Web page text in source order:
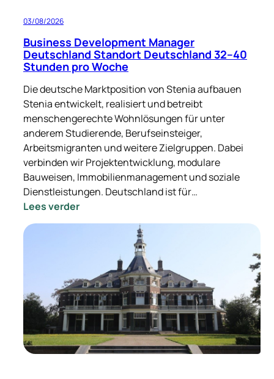
03/08/2026
Business Development Manager
Deutschland Standort Deutschland 32–40
Stunden pro Woche
Die deutsche Marktposition von Stenia aufbauen
Stenia entwickelt, realisiert und betreibt
menschengerechte Wohnlösungen für unter
anderem Studierende, Berufseinsteiger,
Arbeitsmigranten und weitere Zielgruppen. Dabei
verbinden wir Projektentwicklung, modulare
Bauweisen, Immobilienmanagement und soziale
Dienstleistungen. Deutschland ist für…
Lees verder:
Business
Development
Deutschland
Standort
Deutschland
32–
40
Stunden
pro